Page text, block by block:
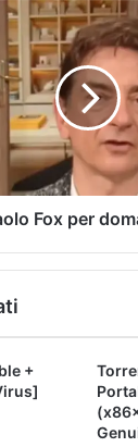
Fox per
+